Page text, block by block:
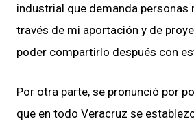
industrial que demanda personas
través de mi aportación y de
poder compartirlo después con
Por otra parte, se pronunció por
que en todo Veracruz se